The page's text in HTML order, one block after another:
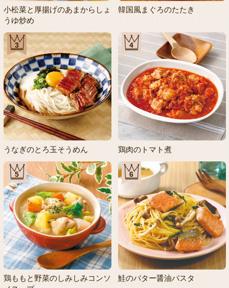
小松菜と厚揚げのあまからしょ
うゆ炒め
韓国風まぐろのたたき
3
うなぎのとろ玉そうめん
4
鶏肉のトマト煮
5
鶏ももと野菜のしみしみコンソ
6
鮭のバター醤油パスタ